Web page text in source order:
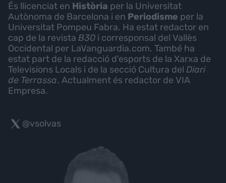
És llicenciat en Història per la Universitat
Autònoma de Barcelona i en Periodisme per la
Universitat Pompeu Fabra. Ha estat redactor en
cap de la revista B30 i corresponsal del Vallès
Occidental per LaVanguardia.com. També ha
estat part de la redacció d'esports de la Xarxa de
Televisions Locals i de la secció Cultura del Diari
de Terrassa. Actualment és redactor de VIA
Empresa.
@vsolvas